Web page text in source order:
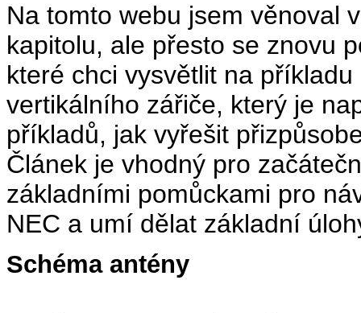
Na tomto webu jsem věnoval
kapitolu, ale přesto se znovu
které chci vysvětlit na
vertikálního zářiče, který je
příkladů, jak vyřešit
Článek je vhodný pro
základními pomůckami pro
NEC a umí dělat základní
Schéma antény